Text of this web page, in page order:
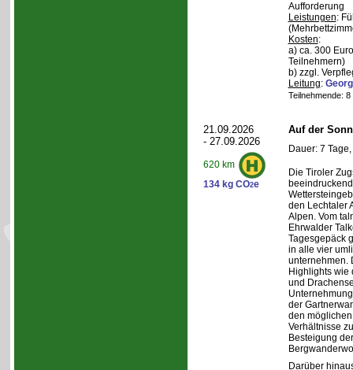
Aufforderung
Leistungen:
Kosten:
a) ca. 300
Teilnehmern)
b) zzgl.
Leitung:
Teilnehmende:
21.09.2026
- 27.09.2026
620 km
134 kg CO2e
Auf der
Dauer: 7
Die Tiroler
den Lechtaler
Alpen. Vom
Ehrwalder
Tagesgepäck
in alle vier
unternehmen.
Highlights wie
und
der
den
Verhältnisse
Besteigung
Darüber